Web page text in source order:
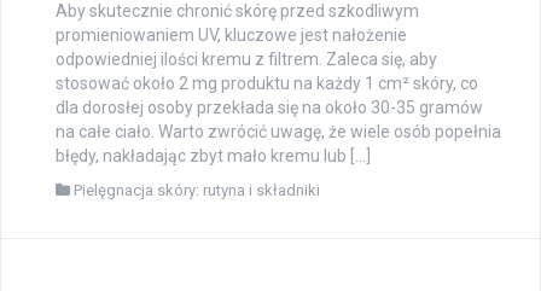
Aby skutecznie chronić skórę przed szkodliwym
promieniowaniem UV, kluczowe jest nałożenie
odpowiedniej ilości kremu z filtrem. Zaleca się, aby
stosować około 2 mg produktu na każdy 1 cm² skóry, co
dla dorosłej osoby przekłada się na około 30-35 gramów
na całe ciało. Warto zwrócić uwagę, że wiele osób popełnia
błędy, nakładając zbyt mało kremu lub […]
Pielęgnacja skóry: rutyna i składniki